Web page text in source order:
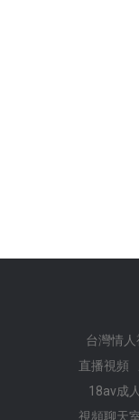
台灣情
直播視頻
18av成
視頻聊天